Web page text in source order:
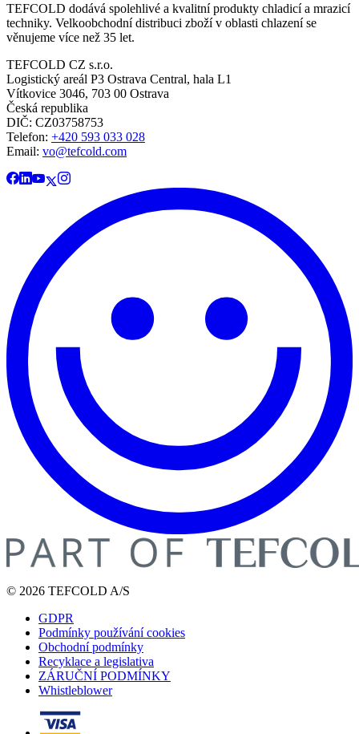
TEFCOLD dodává spolehlivé a kvalitní produkty chladicí a mrazicí
techniky. Velkoobchodní distribuci zboží v oblasti chlazení se
věnujeme více než 35 let.
TEFCOLD CZ s.r.o.
Logistický areál P3 Ostrava Central, hala L1
Vítkovice 3046, 703 00 Ostrava
Česká republika
DIČ: CZ03758753​​​​​​
Telefon: +420 593 033 028
Email: vo@tefcold.com
© 2026 TEFCOLD A/S
GDPR
Podmínky používání cookies
Obchodní podmínky
Recyklace a legislativa
ZÁRUČNÍ PODMÍNKY
Whistleblower